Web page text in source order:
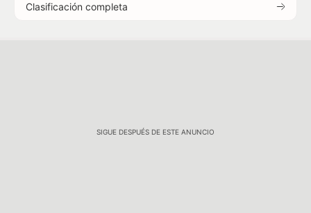
Clasificación completa
SIGUE DESPUÉS DE ESTE ANUNCIO